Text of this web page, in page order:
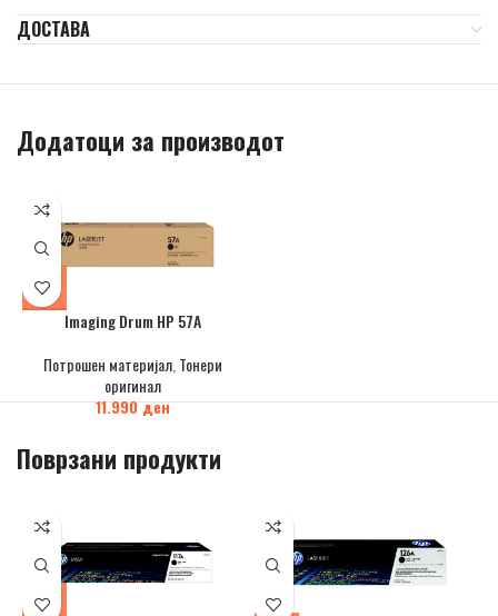
ДОСТАВА
Додатоци за производот
Imaging Drum HP 57A
Потрошен материјал, Тонери
оригинал
11.990ден
Поврзани продукти